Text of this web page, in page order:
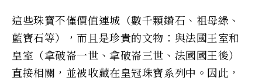
這些珠寶不僅價值連城（數千顆鑽石、祖母綠、
藍寶石等），而且是珍貴的文物：與法國王室和
皇室（拿破崙一世、拿破崙三世、法國國王後）
直接相關，並被收藏在皇冠珠寶系列中。因此，